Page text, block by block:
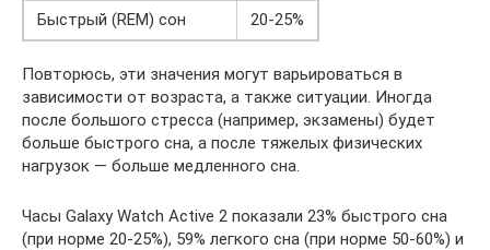
Быстрый (REM) сон
20-25%
Повторюсь, эти значения могут варьироваться в
зависимости от возраста, а также ситуации. Иногда
после большого стресса (например, экзамены) будет
больше быстрого сна, а после тяжелых физических
нагрузок — больше медленного сна.
Часы Galaxy Watch Active 2 показали 23% быстрого сна
(при норме 20-25%), 59% легкого сна (при норме 50-60%) и